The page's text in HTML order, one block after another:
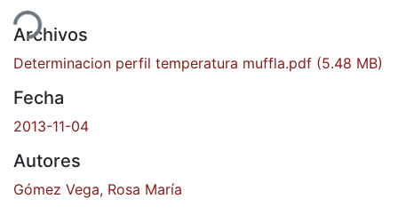
Archivos
Determinacion perfil temperatura muffla.pdf (5.48 MB)
Fecha
2013-11-04
Autores
Gómez Vega, Rosa María